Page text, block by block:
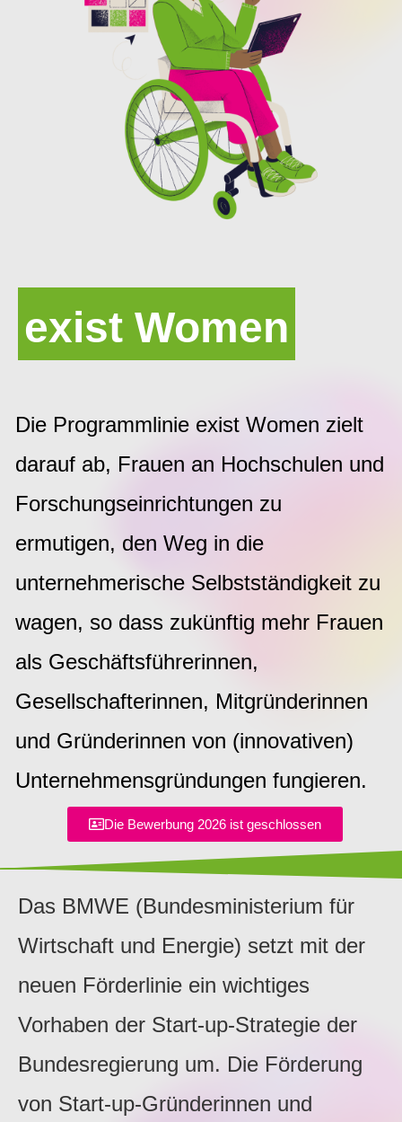
exist Women
Die Programmlinie exist Women zielt
darauf ab, Frauen an Hochschulen und
Forschungseinrichtungen zu
ermutigen, den Weg in die
unternehmerische Selbstständigkeit zu
wagen, so dass zukünftig mehr Frauen
als Geschäftsführerinnen,
Gesellschafterinnen, Mitgründerinnen
und Gründerinnen von (innovativen)
Unternehmensgründungen fungieren.
Die Bewerbung 2026 ist geschlossen
Das BMWE (Bundesministerium für
Wirtschaft und Energie) setzt mit der
neuen Förderlinie ein wichtiges
Vorhaben der Start-up-Strategie der
Bundesregierung um. Die Förderung
von Start-up-Gründerinnen und